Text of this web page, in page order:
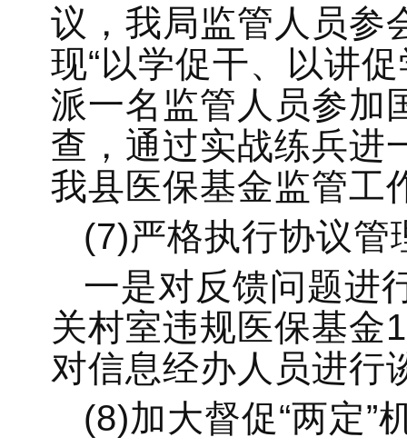
议，我局监管人员参
现“以学促干、以讲
派一名监管人员参加
查，通过实战练兵进
我县医保基金监管工
(7)严格执行协议管
一是对反馈问题进
关村室违规医保基金
对信息经办人员进行
(8)加大督促“两定”